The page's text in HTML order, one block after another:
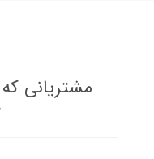
مشتریانی